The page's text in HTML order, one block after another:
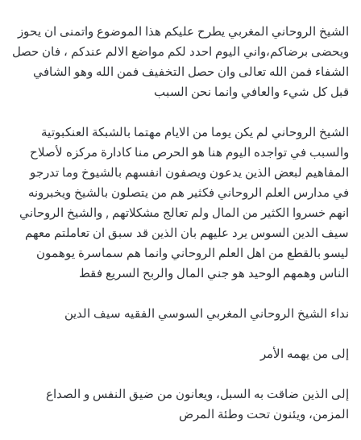
الشيخ الروحاني المغربي يطرح عليكم هذا الموضوع واتمنى ان يحوز
ويحضى برضاكم،واني اليوم احدد لكم مواضع الالم عندكم ، فان حصل
الشفاء فمن الله تعالى وان حصل التخفيف فمن الله وهو الشافي
قبل كل شيء والعافي وانما نحن السبب
الشيخ الروحاني لم يكن يوما من الايام مهتما بالشبكة العنكبوتية
والسبب في تواجده اليوم هنا هو الحرص منا كادارة مركزه لأصلاح
المفاهيم لبعض الذين يدعون ويصفون انفسهم بالشيوخ وما تدرجو
في مدارس العلم الروحاني فكثير هم من يتصلون بالشيخ ويخبرونه
انهم خسروا الكثير من المال ولم تعالج مشكلاتهم , والشيخ الروحاني
سيف الدين السوس يرد عليهم بان الذين قد سبق ان تعاملتم معهم
ليسو بالقطع من اهل العلم الروحاني وانما هم سماسرة يوهمون
الناس وهمهم الوحيد هو جني المال والربح السريع فقط
نداء الشيخ الروحاني المغربي السوسي الفقيه سيف الدين
إلى من يهمه الأمر
إلى الذين ضاقت به السبل، ويعانون من ضيق النفس و الصداع
المزمن، ويئنون تحت وطئة المرض